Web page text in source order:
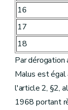
16
17
18
Par
Malus est égal
l'article 2, §2,
1968 portant